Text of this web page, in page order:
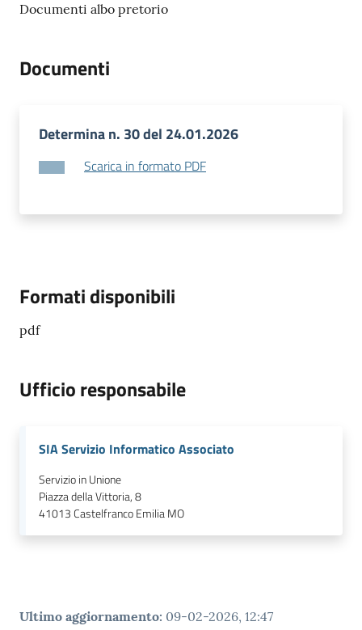
Documenti albo pretorio
Documenti
Determina n. 30 del 24.01.2026
Scarica in formato PDF
Formati disponibili
pdf
Ufficio responsabile
SIA Servizio Informatico Associato
Servizio in Unione
Piazza della Vittoria, 8
41013Castelfranco Emilia MO
Ultimo aggiornamento: 09-02-2026, 12:47